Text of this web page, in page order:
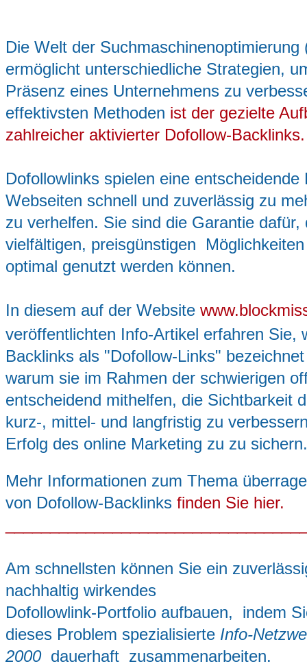
Die Welt der Suchmaschinenoptimierung
ermöglicht unterschiedliche Strategien,
Präsenz eines Unternehmens zu
effektivsten Methoden ist der gezielte
zahlreicher aktivierter Dofollow-Backlinks.
Dofollowlinks spielen eine entscheidende
Webseiten schnell und zuverlässig zu
zu verhelfen. Sie sind die Garantie dafür,
vielfältigen, preisgünstigen
optimal genutzt werden können.
In diesem auf der Website
veröffentlichten Info-Artikel erfahren Sie,
Backlinks als "Dofollow-Links"
warum sie im Rahmen der schwierigen
entscheidend mithelfen, die Sichtbarkeit
kurz-, mittel- und langfristig zu
Erfolg des online Marketing zu zu sichern.
Mehr Informationen zum Thema
von Dofollow-Backlinks finden Sie hier.
Am schnellsten können Sie ein
nachhaltig wirkendes
Dofollowlink-Portfolio aufbauen, indem
dieses Problem spezialisierte Info-
2000dauerhaft zusammenarbeiten.